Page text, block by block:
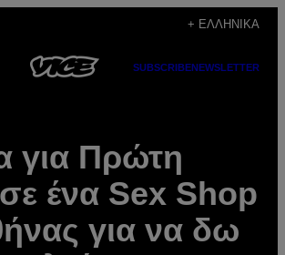
+ ΕΛΛΗΝΙΚΆ
SUBSCRIBENEWSLETTER
για Πρώτη
ένα Sex Shop
για να δω